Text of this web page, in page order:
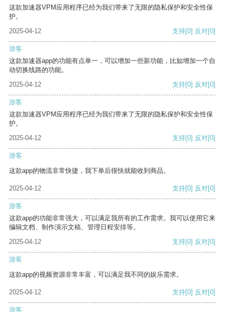
这款加速器VPM应用程序已经为我们带来了无限的隐私保护和安全性保
护。
2025-04-12
支持[0] 反对[0]
游客
这款加速器app的功能有点单一，可以增加一些新功能，比如增加一个自
动切换线路的功能。
2025-04-12
支持[0] 反对[0]
游客
这款加速器VPM应用程序已经为我们带来了无限的隐私保护和安全性保
护。
2025-04-12
支持[0] 反对[0]
游客
这款app的物流非常快捷，我下单后很快就能收到商品。
2025-04-12 支持[0] 反对[0]
游客
这款app的功能非常强大，可以满足我所有的工作需求。我可以使用它来
编辑文档、制作演示文稿、管理日程安排等。
2025-04-12
支持[0] 反对[0]
游客
这款app的视频资源非常丰富，可以满足我不同的娱乐需求。
2025-04-12 支持[0] 反对[0]
游客